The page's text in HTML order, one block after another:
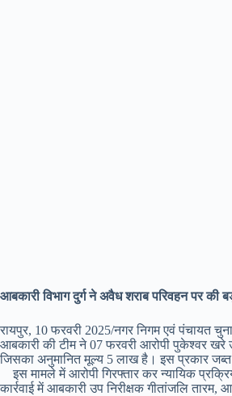
आबकारी विभाग दुर्ग ने अवैध शराब परिवहन पर की
रायपुर, 10 फरवरी 2025/नगर निगम एवं पंचायत
आबकारी की टीम ने 07 फरवरी आरोपी पुकेश्वर खरे
जिसका अनुमानित मूल्य 5 लाख है। इस प्रकार जब्त
इस मामले में आरोपी गिरफ्तार कर न्यायिक
कार्रवाई में आबकारी उप निरीक्षक गीतांजलि